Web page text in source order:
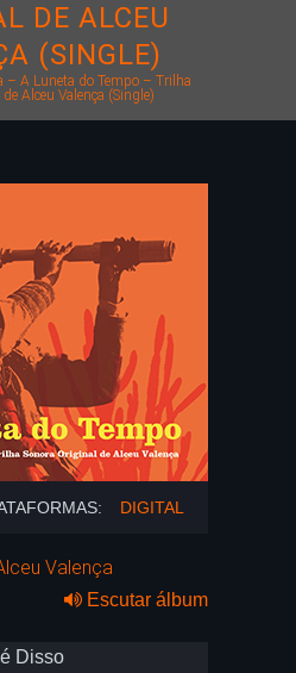
DE ALCEU
(SINGLE)
– A Luneta do Tempo – Trilha
Alceu Valença (Single)
DIGITAL
Valença
Escutar álbum
Disso